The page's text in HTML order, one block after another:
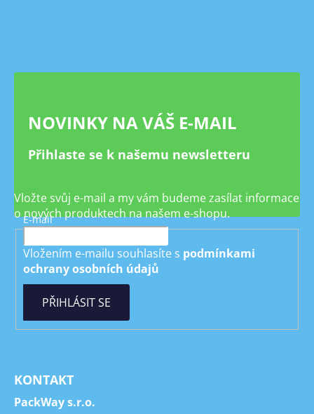
NOVINKY NA VÁŠ E-MAIL
Přihlaste se k našemu newsletteru
Vložte svůj e-mail a my vám budeme zasílat informace
o nových produktech na našem e-shopu.
E-mail
Vložením e-mailu souhlasíte s podmínkami
ochrany osobních údajů
PŘIHLÁSIT SE
KONTAKT
PackWay s.r.o.